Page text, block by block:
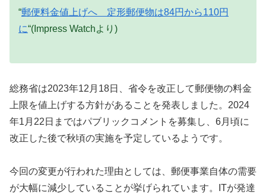
“郵便料金値上げへ 定形郵便物は84円から110円
に“(Impress Watchより)
総務省は2023年12月18日、省令を改正して郵便物の料金
上限を値上げする方針があることを発表しました。2024
年1月22日まではパブリックコメントを募集し、6月頃に
改正した後で秋頃の実施を予定しているようです。
今回の変更が行われた理由としては、郵便事業自体の需要
が大幅に減少していることが挙げられています。ITが発達